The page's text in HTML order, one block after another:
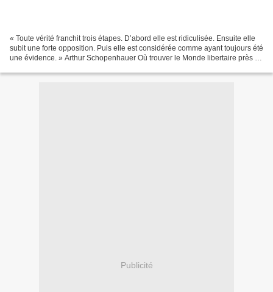
« Toute vérité franchit trois étapes. D’abord elle est ridiculisée. Ensuite elle
subit une forte opposition. Puis elle est considérée comme ayant toujours été
une évidence. » Arthur Schopenhauer Où trouver le Monde libertaire près de
Publicité